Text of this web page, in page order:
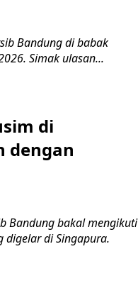
Bandung di babak
Simak ulasan...
di
dengan
Bandung bakal mengikuti
digelar di Singapura.